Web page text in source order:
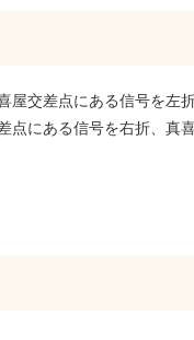
交差点にある信号を左折
にある信号を右折、真